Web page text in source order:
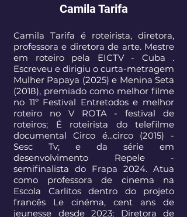
Camila Tarifa
Camila Tarifa é roteirista, diretora,
professora e diretora de arte. Mestre
em roteiro pela EICTV - Cuba .
Escreveu e dirigiu o curta-metragem
Mulher Papaya (2025) e Menina Seta
(2018), premiado como melhor filme
no 11º Festival Entretodos e melhor
roteiro no V ROTA - festival de
roteiros; É roteirista do telefilme
documental Circo é...circo (2015) -
Sesc Tv; e da série em
desenvolvimento Repele -
semifinalista do Frapa 2024. Atua
como professora de cinema na
Escola Carlitos dentro do projeto
francês Le cinéma, cent ans de
jeunesse desde 2023; Diretora de